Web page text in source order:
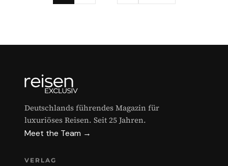
Deutschlands führendes Magazin für
luxuriöses Reisen. Seit 25 Jahren.
Meet the Team →
VERLAG